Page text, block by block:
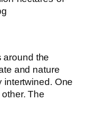
around the
and nature
intertwined. One
The